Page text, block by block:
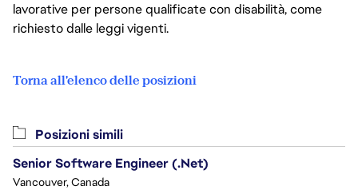
lavorative per persone qualificate con disabilità, come
richiesto dalle leggi vigenti.
Torna all'elenco delle posizioni
Posizioni simili
Senior Software Engineer (.Net)
Vancouver, Canada